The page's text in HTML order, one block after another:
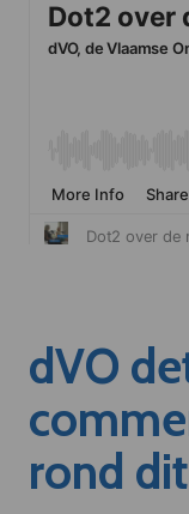
dVO
rond